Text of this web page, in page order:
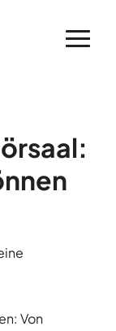
Von